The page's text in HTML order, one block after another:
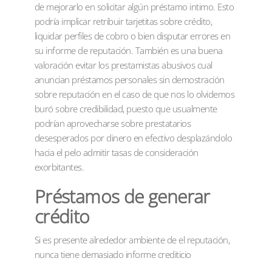
de mejorarlo en solicitar algún préstamo intimo. Esto
podría implicar retribuir tarjetitas sobre crédito,
liquidar perfiles de cobro o bien disputar errores en
su informe de reputación. También es una buena
valoración evitar los prestamistas abusivos cual
anuncian préstamos personales sin demostración
sobre reputación en el caso de que nos lo olvidemos
buró sobre credibilidad, puesto que usualmente
podrían aprovecharse sobre prestatarios
desesperados por dinero en efectivo desplazándolo
hacia el pelo admitir tasas de consideración
exorbitantes.
Préstamos de generar
crédito
Si es presente alrededor ambiente de el reputación,
nunca tiene demasiado informe crediticio